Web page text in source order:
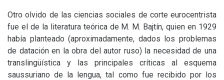
Otro olvido de las ciencias sociales de corte eurocentrista
fue el de la literatura teórica de M. M. Bajtín, quien en 1929
había planteado (aproximadamente, dados los problemas
de datación en la obra del autor ruso) la necesidad de una
translingüística y las principales críticas al esquema
saussuriano de la lengua, tal como fue recibido por los